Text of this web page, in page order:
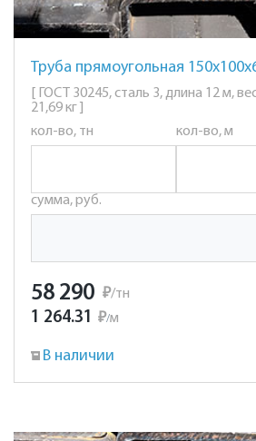
Труба прямоугольная
[ ГОСТ 30245, сталь 3, длина 12 м,
21,69 кг ]
кол-во, тн
кол-во, м
сумма, руб.
58 290 ₽/тн
1 264.31 ₽/м
В наличии